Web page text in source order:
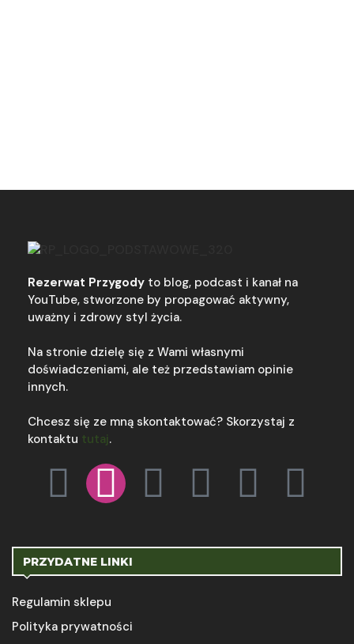
Rezerwat Przygody to blog, podcast i kanał na
YouTube, stworzone by propagować aktywny,
uważny i zdrowy styl życia.
Na stronie dzielę się z Wami własnymi
doświadczeniami, ale też przedstawiam opinie
innych.
Chcesz się ze mną skontaktować? Skorzystaj z
kontaktu tutaj.
PRZYDATNE LINKI
Regulamin sklepu
Polityka prywatności